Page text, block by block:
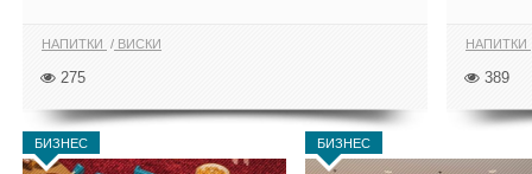
НАПИТКИ ВИСКИ
275
НАПИТКИ
389
БИЗНЕС БИЗНЕС